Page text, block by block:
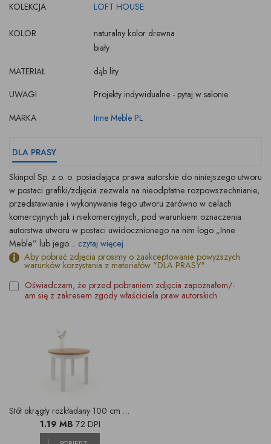
KOLEKCJA
LOFT HOUSE
KOLOR
naturalny kolor drewna
biały
MATERIAŁ
dąb lity
UWAGI
Projekty indywidualne - pytaj w salonie
MARKA
Inne Meble PL
DLA PRASY
Skinpol Sp. z o. o. posiadająca prawa autorskie do niniejszego utworu
w postaci grafiki/zdjęcia zezwala na nieodpłatne rozpowszechnianie,
przedstawianie i wykonywanie tego utworu zarówno w celach
komercyjnych jak i niekomercyjnych, pod warunkiem oznaczenia
autorstwa utworu w postaci uwidocznionego na nim logo „Inne
Meble” lub jego... czytaj więcej
Aby pobrać zdjęcia prosimy o zaakceptowanie powyższych
warunków korzystania z materiałów "DLA PRASY"
Oświadczam, że przed pobraniem zdjęcia zapoznałem/-
am się z zakresem zgody właściciela praw autorskich
Stół okrągły rozkładany 100 cm białe nogi
1.19 MB 72 DPI